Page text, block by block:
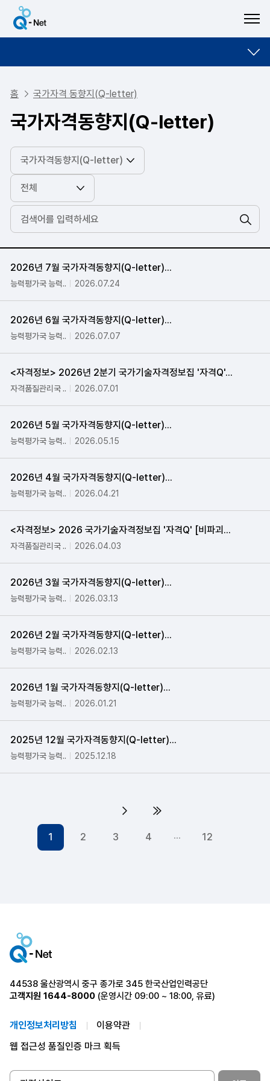
홈 국가자격 동향지(Q-letter)
국가자격동향지(Q-letter)
검색
2026년 7월 국가자격동향지(Q-letter)...
능력평가국 능력.. 2026.07.24
2026년 6월 국가자격동향지(Q-letter)...
능력평가국 능력.. 2026.07.07
<자격정보> 2026년 2분기 국가기술자격정보집 '자격Q'...
자격품질관리국 .. 2026.07.01
2026년 5월 국가자격동향지(Q-letter)...
능력평가국 능력.. 2026.05.15
2026년 4월 국가자격동향지(Q-letter)...
능력평가국 능력.. 2026.04.21
<자격정보> 2026 국가기술자격정보집 '자격Q' [비파괴...
자격품질관리국 .. 2026.04.03
2026년 3월 국가자격동향지(Q-letter)...
능력평가국 능력.. 2026.03.13
2026년 2월 국가자격동향지(Q-letter)...
능력평가국 능력.. 2026.02.13
2026년 1월 국가자격동향지(Q-letter)...
능력평가국 능력.. 2026.01.21
2025년 12월 국가자격동향지(Q-letter)...
능력평가국 능력.. 2025.12.18
1 2 3 4 12
다음 페이지다음4페이지
44538 울산광역시 중구 종가로 345 한국산업인력공단
고객지원 1644-8000 (운영시간 09:00 ~ 18:00, 유료)
개인정보처리방침
이용약관
웹 접근성 품질인증 마크 획득